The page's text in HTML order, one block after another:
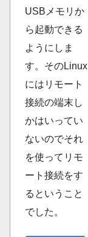
USBメモリか
ら起動できる
ようにしま
す。そのLinux
にはリモート
接続の端末し
かはいってい
ないのでそれ
を使ってリモ
ート接続をす
るということ
でした。